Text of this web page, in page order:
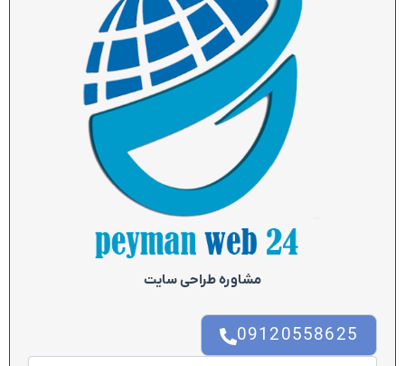
مشاوره طراحی سایت
09120558625